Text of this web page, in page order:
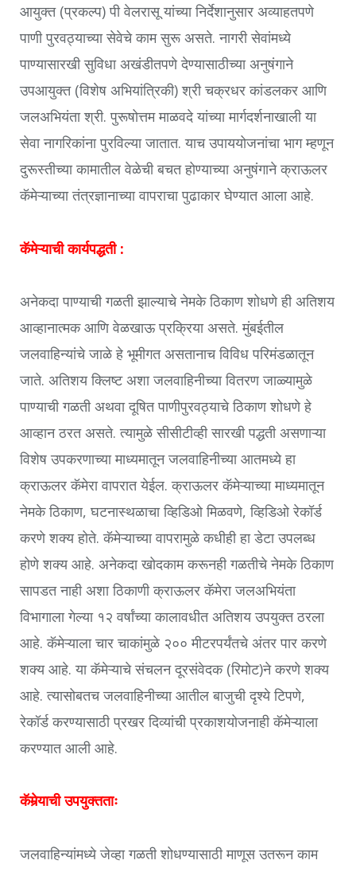
आयुक्त (प्रकल्प) पी वेलरासू यांच्या निर्देशानुसार अव्याहतपणे
पाणी पुरवठ्याच्या सेवेचे काम सुरू असते. नागरी सेवांमध्ये
पाण्यासारखी सुविधा अखंडीतपणे देण्यासाठीच्या अनुषंगाने
उपआयुक्त (विशेष अभियांत्रिकी) श्री चक्रधर कांडलकर आणि
जलअभियंता श्री. पुरूषोत्तम माळवदे यांच्या मार्गदर्शनाखाली या
सेवा नागरिकांना पुरविल्या जातात. याच उपाययोजनांचा भाग म्हणून
दुरूस्तीच्या कामातील वेळेची बचत होण्याच्या अनुषंगाने क्राऊलर
कॅमेऱ्याच्या तंत्रज्ञानाच्या वापराचा पुढाकार घेण्यात आला आहे.
कॅमेऱ्याची कार्यपद्धती :
अनेकदा पाण्याची गळती झाल्याचे नेमके ठिकाण शोधणे ही अतिशय
आव्हानात्मक आणि वेळखाऊ प्रक्रिया असते. मुंबईतील
जलवाहिन्यांचे जाळे हे भूमीगत असतानाच विविध परिमंडळातून
जाते. अतिशय क्लिष्ट अशा जलवाहिनीच्या वितरण जाळ्यामुळे
पाण्याची गळती अथवा दूषित पाणीपुरवठ्याचे ठिकाण शोधणे हे
आव्हान ठरत असते. त्यामुळे सीसीटीव्ही सारखी पद्धती असणाऱ्या
विशेष उपकरणाच्या माध्यमातून जलवाहिनीच्या आतमध्ये हा
क्राऊलर कॅमेरा वापरात येईल. क्राऊलर कॅमेऱ्याच्या माध्यमातून
नेमके ठिकाण, घटनास्थळाचा व्हिडिओ मिळवणे, व्हिडिओ रेकॉर्ड
करणे शक्य होते. कॅमेऱ्याच्या वापरामुळे कधीही हा डेटा उपलब्ध
होणे शक्य आहे. अनेकदा खोदकाम करूनही गळतीचे नेमके ठिकाण
सापडत नाही अशा ठिकाणी क्राऊलर कॅमेरा जलअभियंता
विभागाला गेल्या १२ वर्षांच्या कालावधीत अतिशय उपयुक्त ठरला
आहे. कॅमेऱ्याला चार चाकांमुळे २०० मीटरपर्यंतचे अंतर पार करणे
शक्य आहे. या कॅमेऱ्याचे संचलन दूरसंवेदक (रिमोट)ने करणे शक्य
आहे. त्यासोबतच जलवाहिनीच्या आतील बाजुची दृश्ये टिपणे,
रेकॉर्ड करण्यासाठी प्रखर दिव्यांची प्रकाशयोजनाही कॅमेऱ्याला
करण्यात आली आहे.
कॅमेर्‍याची उपयुक्तताः
जलवाहिन्यांमध्ये जेव्हा गळती शोधण्यासाठी माणूस उतरून काम